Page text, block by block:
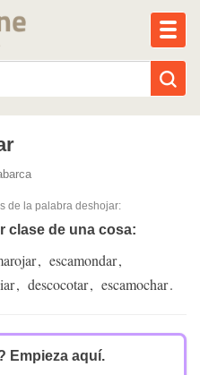
texto con IA
de la palabra deshojar:
clase de una cosa:
, escamondar,
, descocotar, escamochar.
Empieza aquí.